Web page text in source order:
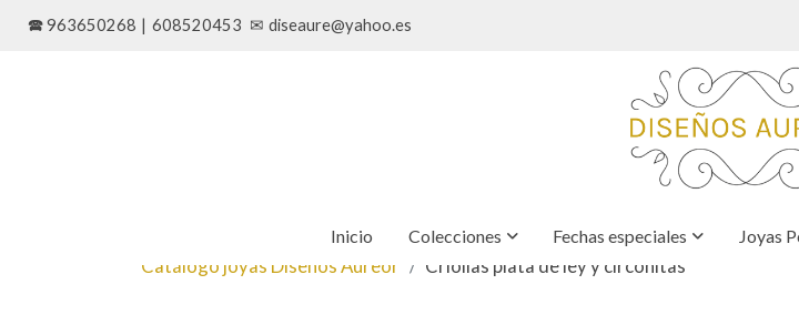
🕿 963650268 | 608520453 ✉ diseaure@yahoo.es
Inicio Colecciones Fechas especiales Joyas
Catálogo joyas Diseños Aureor Criollas plata de ley y circonitas